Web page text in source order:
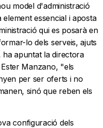
model d'administració
essencial i aposta
qui es posarà en
lo dels serveis, ajuts
ha apuntat la directora
Manzano, "els
per ser oferts i no
sinó que reben els
configuració dels